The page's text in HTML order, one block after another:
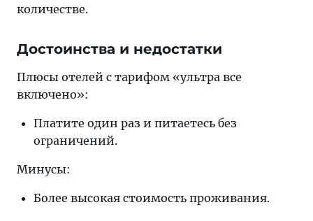
количестве.
Достоинства и недостатки
Плюсы отелей с тарифом «ультра все
включено»:
Платите один раз и питаетесь без
ограничений.
Минусы:
Более высокая стоимость проживания.